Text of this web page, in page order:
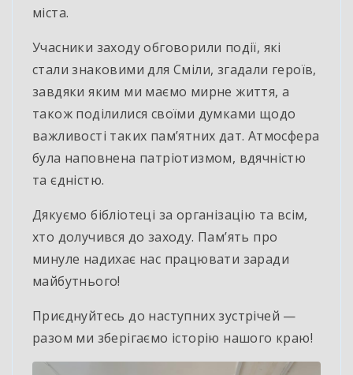
міста.
Учасники заходу обговорили події, які
стали знаковими для Сміли, згадали героїв,
завдяки яким ми маємо мирне життя, а
також поділилися своїми думками щодо
важливості таких пам’ятних дат. Атмосфера
була наповнена патріотизмом, вдячністю
та єдністю.
Дякуємо бібліотеці за організацію та всім,
хто долучився до заходу. Пам’ять про
минуле надихає нас працювати заради
майбутнього!
Приєднуйтесь до наступних зустрічей —
разом ми зберігаємо історію нашого краю!